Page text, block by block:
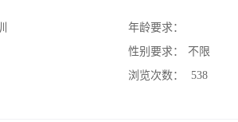
年龄要求：
性别要求：
不限
浏览次数：
538